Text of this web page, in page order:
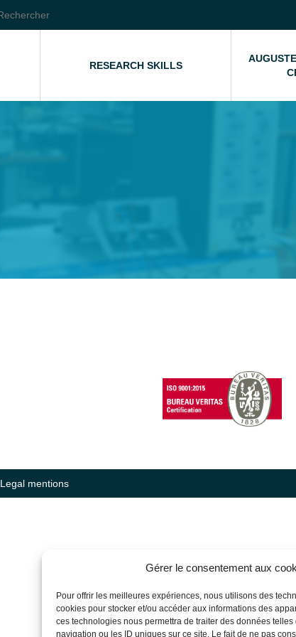
Gérer le consentement aux
Pour offrir les meilleures expériences, nous utilisons des
cookies pour stocker et/ou accéder aux informations des
ces technologies nous permettra de traiter des données
navigation ou les ID uniques sur ce site. Le fait de ne pas
RESEARCH SKILLS
Legal mentions